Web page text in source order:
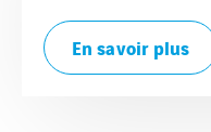
En savoir plus